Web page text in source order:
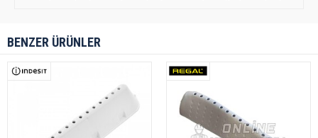
BENZER ÜRÜNLER